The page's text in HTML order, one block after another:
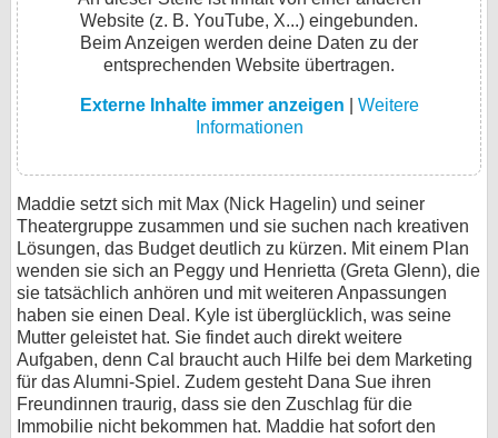
Website (z. B. YouTube, X...) eingebunden.
Beim Anzeigen werden deine Daten zu der
entsprechenden Website übertragen.
Externe Inhalte immer anzeigen
Weitere
Informationen
Maddie setzt sich mit Max (Nick Hagelin) und seiner
Theatergruppe zusammen und sie suchen nach kreativen
Lösungen, das Budget deutlich zu kürzen. Mit einem Plan
wenden sie sich an Peggy und Henrietta (Greta Glenn), die
sie tatsächlich anhören und mit weiteren Anpassungen
haben sie einen Deal. Kyle ist überglücklich, was seine
Mutter geleistet hat. Sie findet auch direkt weitere
Aufgaben, denn Cal braucht auch Hilfe bei dem Marketing
für das Alumni-Spiel. Zudem gesteht Dana Sue ihren
Freundinnen traurig, dass sie den Zuschlag für die
Immobilie nicht bekommen hat. Maddie hat sofort den